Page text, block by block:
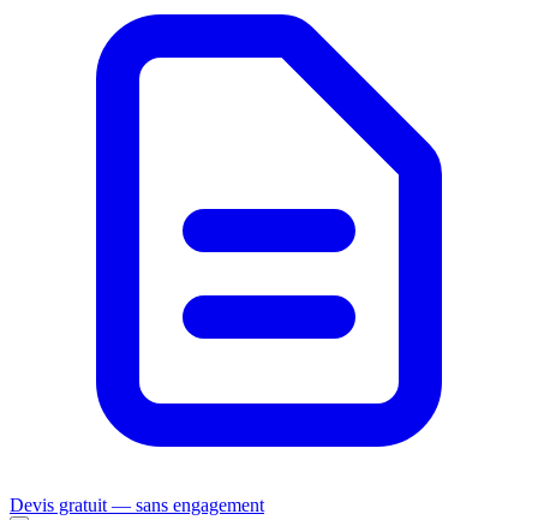
Devis gratuit — sans engagement